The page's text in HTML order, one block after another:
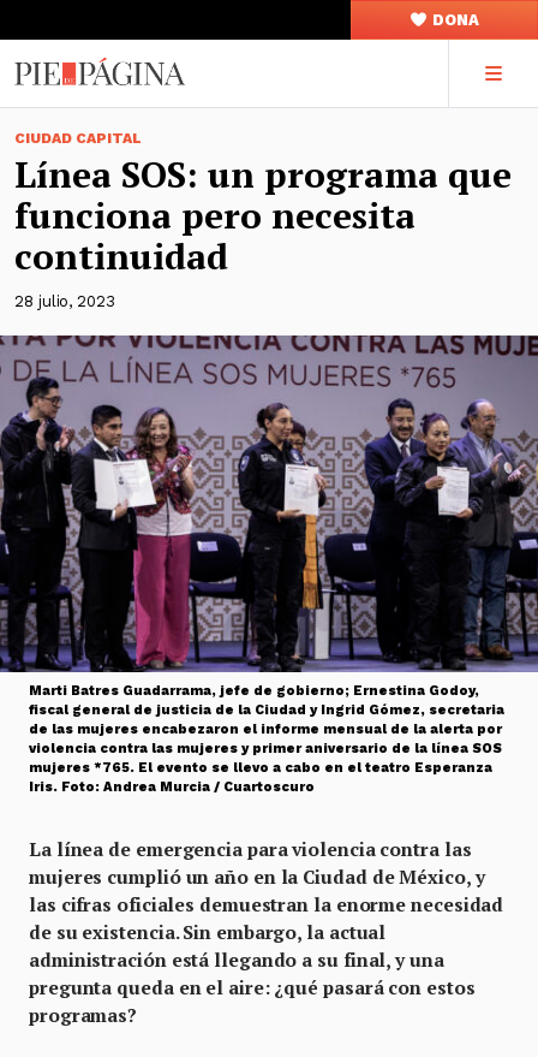
DONA
CIUDAD CAPITAL
Línea SOS: un programa que
funciona pero necesita
continuidad
28 julio, 2023
Marti Batres Guadarrama, jefe de gobierno; Ernestina Godoy,
fiscal general de justicia de la Ciudad y Ingrid Gómez, secretaria
de las mujeres encabezaron el informe mensual de la alerta por
violencia contra las mujeres y primer aniversario de la línea SOS
mujeres *765. El evento se llevo a cabo en el teatro Esperanza
Iris. Foto: Andrea Murcia / Cuartoscuro
La línea de emergencia para violencia contra las
mujeres cumplió un año en la Ciudad de México, y
las cifras oficiales demuestran la enorme necesidad
de su existencia. Sin embargo, la actual
administración está llegando a su final, y una
pregunta queda en el aire: ¿qué pasará con estos
programas?